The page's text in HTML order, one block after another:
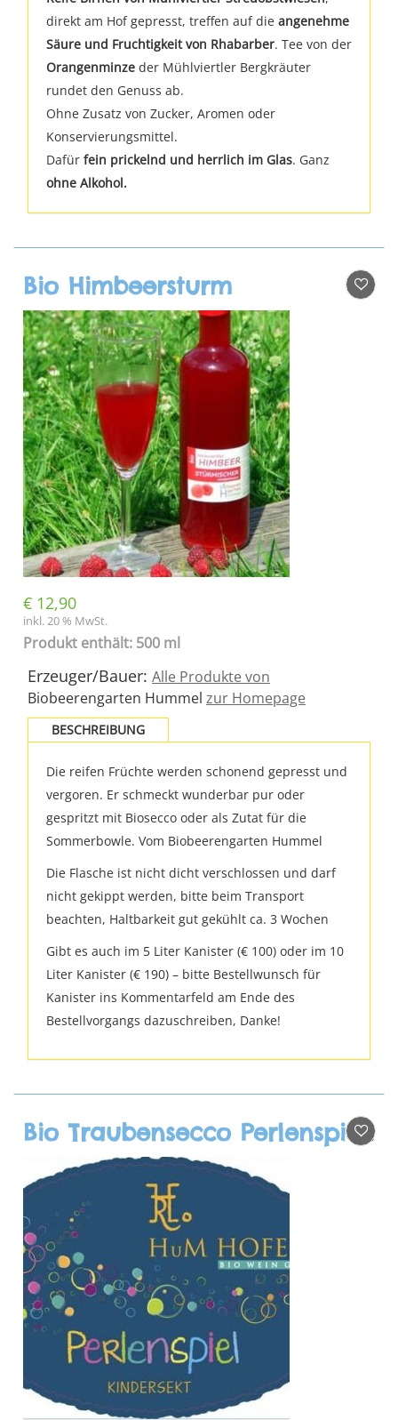
direkt am Hof gepresst, treffen auf die angenehme
Säure und Fruchtigkeit von Rhabarber. Tee von der
Orangenminze der Mühlviertler Bergkräuter
rundet den Genuss ab.
Ohne Zusatz von Zucker, Aromen oder
Konservierungsmittel.
Dafür fein prickelnd und herrlich im Glas. Ganz
ohne Alkohol.
Bio Himbeersturm
€ 12,90
inkl. 20 % MwSt.
Produkt enthält: 500 ml
Erzeuger/Bauer: Alle Produkte von
Biobeerengarten Hummel zur Homepage
BESCHREIBUNG
Die reifen Früchte werden schonend gepresst und
vergoren. Er schmeckt wunderbar pur oder
gespritzt mit Biosecco oder als Zutat für die
Sommerbowle. Vom Biobeerengarten Hummel
Die Flasche ist nicht dicht verschlossen und darf
nicht gekippt werden, bitte beim Transport
beachten, Haltbarkeit gut gekühlt ca. 3 Wochen
Gibt es auch im 5 Liter Kanister (€ 100) oder im 10
Liter Kanister (€ 190) – bitte Bestellwunsch für
Kanister ins Kommentarfeld am Ende des
Bestellvorgangs dazuschreiben, Danke!
Bio Traubensecco Perlenspiel weiß (alkoholfrei)